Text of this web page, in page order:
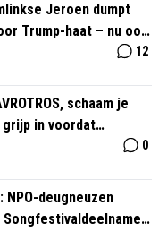
Jeroen dumpt
Trump-haat – nu ook
de ban
12
schaam je
grijp in voordat
kant van de
0
deugneuzen